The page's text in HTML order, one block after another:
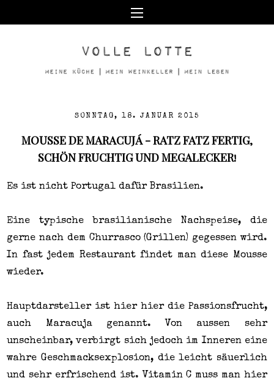
SONNTAG, 18. JANUAR 2015
MOUSSE DE MARACUJÁ - RATZ FATZ FERTIG,
SCHÖN FRUCHTIG UND MEGALECKER!
Es ist nicht Portugal dafür Brasilien.
Eine typische brasilianische Nachspeise, die
gerne nach dem Churrasco (Grillen) gegessen wird.
In fast jedem Restaurant findet man diese Mousse
wieder.
Hauptdarsteller ist hier hier die Passionsfrucht,
auch Maracuja genannt. Von aussen sehr
unscheinbar, verbirgt sich jedoch im Inneren eine
wahre Geschmacksexplosion, die leicht säuerlich
und sehr erfrischend ist. Vitamin C muss man hier